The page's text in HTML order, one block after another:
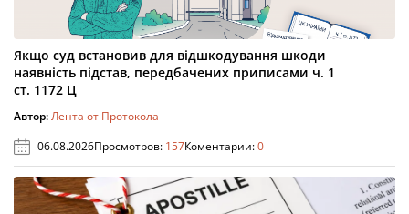
Якщо суд встановив для відшкодування шкоди
наявність підстав, передбачених приписами ч. 1
ст. 1172 Ц
Автор:Лента от Протокола
06.08.2026Просмотров: 157Коментарии:0